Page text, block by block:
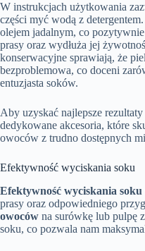
W instrukcjach użytkowania
części myć wodą z
olejem jadalnym, co
prasy oraz wydłuża jej
konserwacyjne sprawiają, że
bezproblemowa, co doceni
entuzjasta soków.
Aby uzyskać najlepsze
dedykowane akcesoria, które
owoców z trudno dostępnych
Efektywność wyciskania soku
Efektywność wyciskania soku
prasy oraz odpowiedniego
owoców na surówkę lub pulpę
soku, co pozwala nam